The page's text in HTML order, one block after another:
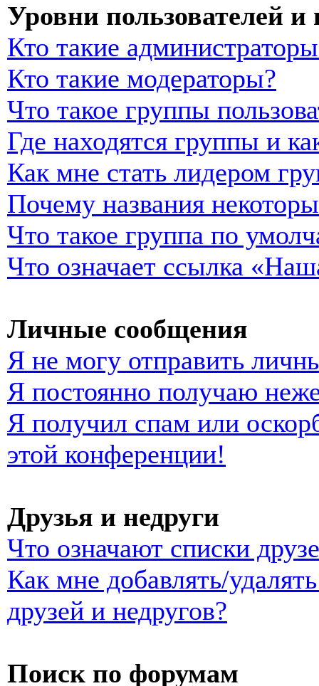
Уровни пользователей
Кто такие
Кто такие модераторы?
Что такое группы
Где находятся группы и
Как мне стать лидером
Почему названия
Что такое группа по
Что означает ссылка
Личные сообщения
Я не могу отправить
Я постоянно получаю
Я получил спам или
этой конференции!
Друзья и недруги
Что означают списки
Как мне добавлять/
друзей и недругов?
Поиск по форумам